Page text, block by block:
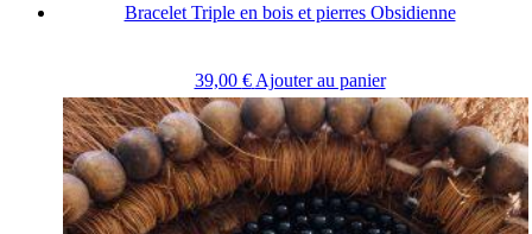
Bracelet Triple en bois et pierres Obsidienne
39,00 € Ajouter au panier